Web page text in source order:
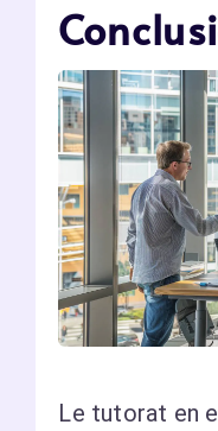
Le tutorat en